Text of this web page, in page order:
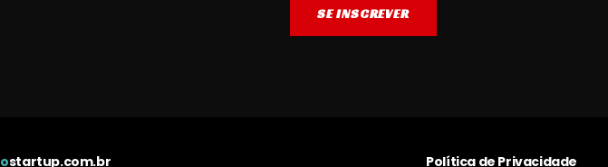
SE INSCREVER
SE INSCREVER
ostartup.com.br Política de Privacidade